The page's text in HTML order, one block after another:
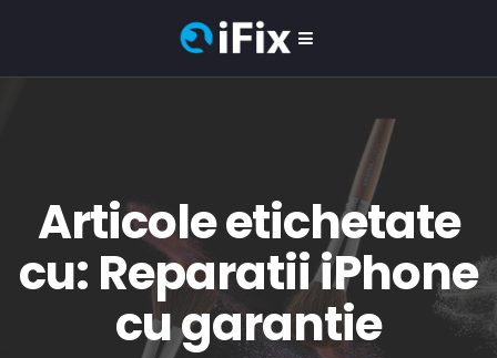
Articole etichetate
cu: Reparatii iPhone
cu garantie